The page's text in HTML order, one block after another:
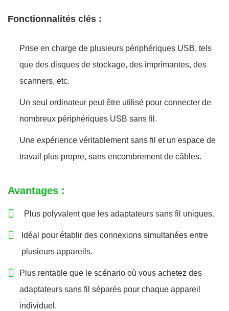
Fonctionnalités clés :
Prise en charge de plusieurs périphériques USB, tels
que des disques de stockage, des imprimantes, des
scanners, etc.
Un seul ordinateur peut être utilisé pour connecter de
nombreux périphériques USB sans fil.
Une expérience véritablement sans fil et un espace de
travail plus propre, sans encombrement de câbles.
Avantages :
Plus polyvalent que les adaptateurs sans fil uniques.
Idéal pour établir des connexions simultanées entre
plusieurs appareils.
Plus rentable que le scénario où vous achetez des
adaptateurs sans fil séparés pour chaque appareil
individuel.